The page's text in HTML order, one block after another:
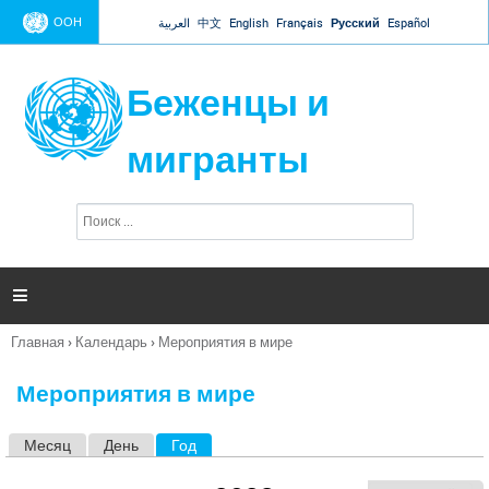
Jump to navigation
ООН العربية 中文 English Français Русский Español
Беженцы и
мигранты
п
и

Вы
Главная › Календарь › Мероприятия в мире
Мероприятия в мире
Месяц День Год